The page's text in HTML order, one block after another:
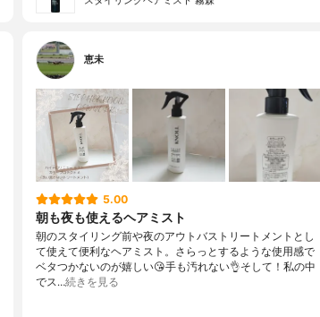
恵未
5.00
朝も夜も使えるヘアミスト
朝のスタイリング前や夜のアウトバストリートメントとし
て使えて便利なヘアミスト。さらっとするような使用感で
ベタつかないのが嬉しい😘手も汚れない👌そして！私の中
でス…続きを見る